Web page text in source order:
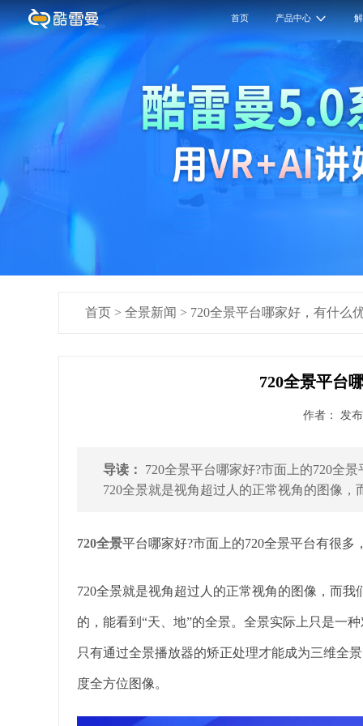
首页 产品中心
首页 > 全景新闻 > 720全景平台哪家好，有什么
720全景平台
作者： 发
导读：
720全景平台哪家好?市面上的720全
720全景就是视角超过人的正常视角的图像，
720全景平台哪家好?市面上的720全景平台有很
720全景就是视角超过人的正常视角的图像，而
的，能看到“天、地”的全景。全景实际上只是一
只有通过全景播放器的矫正处理才能成为三维全
度全方位图像。